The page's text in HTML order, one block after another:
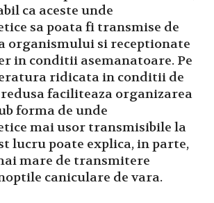
ca aceste unde
sa poata fi transmise de
organismului si receptionate
in conditii asemanatoare. Pe
ridicata in conditii de
faciliteaza organizarea
forma de unde
mai usor transmisibile la
lucru poate explica, in parte,
mare de transmitere
caniculare de vara.